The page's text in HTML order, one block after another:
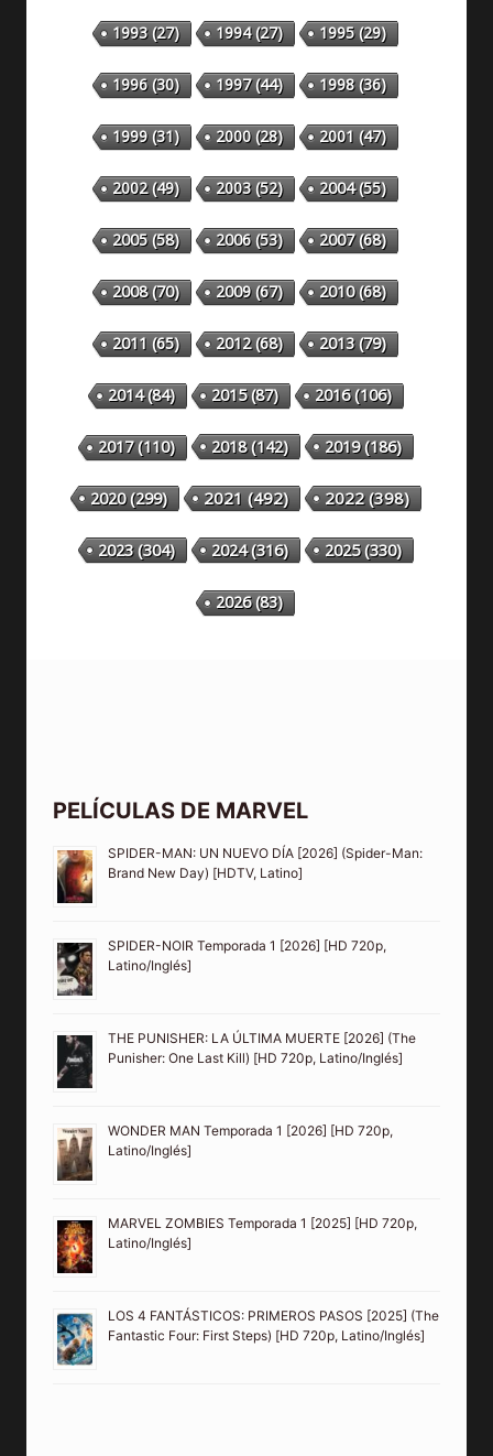
1993(27) 1994(27) 1995(29)
1996(30) 1997(44) 1998(36)
1999(31) 2000(28) 2001 (47)
2002(49) 2003(52) 2004(55)
2005(58) 2006(53) 2007(68)
2008(70) 2009(67) 2010(68)
2011 (65) 2012(68) 2013(79)
2014(84) 2015(87) 2016(106)
2017(110) 2018(142) 2019(186)
2020(299) 2021(492) 2022(398)
2023(304) 2024(316) 2025(330)
2026(83)
PELÍCULAS DE MARVEL
SPIDER-MAN: UN NUEVO DÍA [2026] (Spider-Man:
Brand New Day) [HDTV, Latino]
SPIDER-NOIR Temporada 1 [2026] [HD 720p,
Latino/Inglés]
THE PUNISHER: LA ÚLTIMA MUERTE [2026] (The
Punisher: One Last Kill) [HD 720p, Latino/Inglés]
WONDER MAN Temporada 1 [2026] [HD 720p,
Latino/Inglés]
MARVEL ZOMBIES Temporada 1 [2025] [HD 720p,
Latino/Inglés]
LOS 4 FANTÁSTICOS: PRIMEROS PASOS [2025] (The
Fantastic Four: First Steps) [HD 720p, Latino/Inglés]